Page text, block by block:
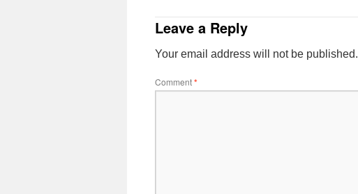
Leave a Reply
Your email address will not be published.
Comment*